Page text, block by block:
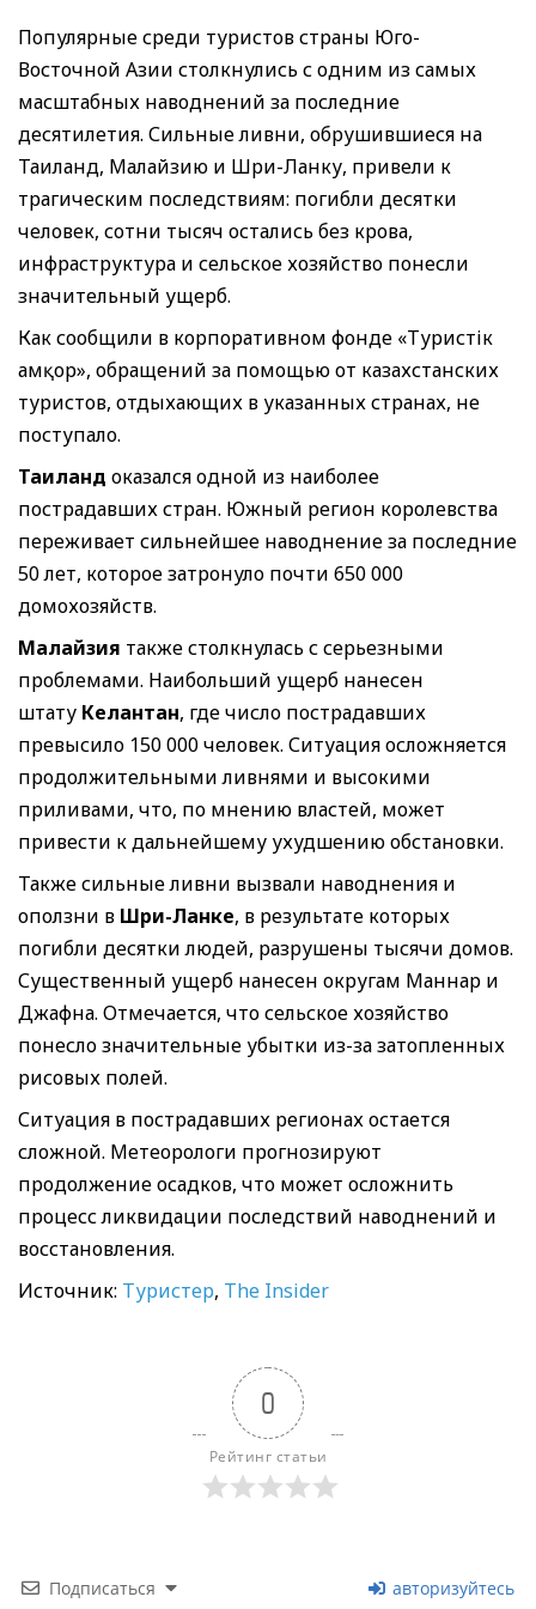
Популярные среди туристов страны Юго-
Восточной Азии столкнулись с одним из самых
масштабных наводнений за последние
десятилетия. Сильные ливни, обрушившиеся на
Таиланд, Малайзию и Шри-Ланку, привели к
трагическим последствиям: погибли десятки
человек, сотни тысяч остались без крова,
инфраструктура и сельское хозяйство понесли
значительный ущерб.
Как сообщили в корпоративном фонде «Туристік
Қамқор», обращений за помощью от казахстанских
туристов, отдыхающих в указанных странах, не
поступало.
Таиланд оказался одной из наиболее
пострадавших стран. Южный регион королевства
переживает сильнейшее наводнение за последние
50 лет, которое затронуло почти 650 000
домохозяйств.
Малайзия также столкнулась с серьезными
проблемами. Наибольший ущерб нанесен
штату Келантан, где число пострадавших
превысило 150 000 человек. Ситуация осложняется
продолжительными ливнями и высокими
приливами, что, по мнению властей, может
привести к дальнейшему ухудшению обстановки.
Также сильные ливни вызвали наводнения и
оползни в Шри-Ланке, в результате которых
погибли десятки людей, разрушены тысячи домов.
Существенный ущерб нанесен округам Маннар и
Джафна. Отмечается, что сельское хозяйство
понесло значительные убытки из-за затопленных
рисовых полей.
Ситуация в пострадавших регионах остается
сложной. Метеорологи прогнозируют
продолжение осадков, что может осложнить
процесс ликвидации последствий наводнений и
восстановления.
Источник: Туристер, The Insider
0
Рейтинг статьи
Подписаться авторизуйтесь